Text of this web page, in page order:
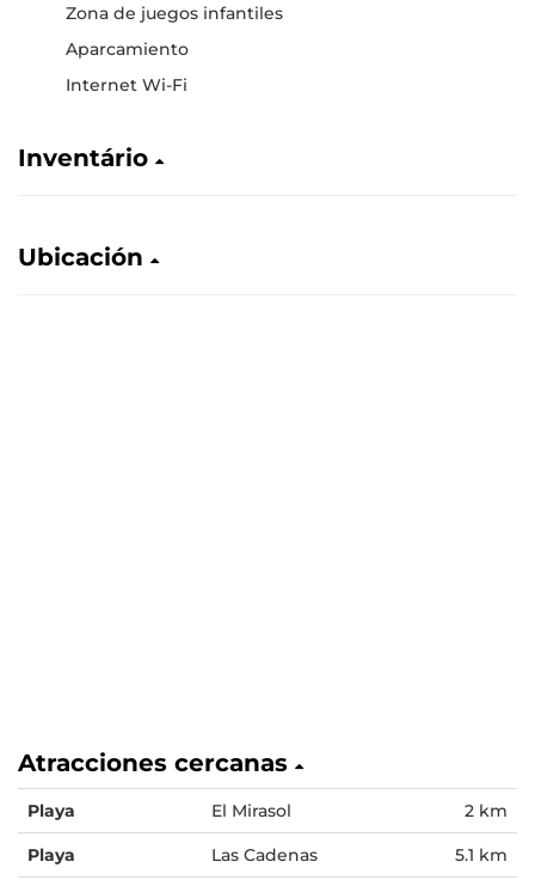
Zona de juegos infantiles
Aparcamiento
Internet Wi-Fi
Inventário
Ubicación
Atracciones cercanas
Playa El Mirasol 2 km
Playa Las Cadenas 5.1 km